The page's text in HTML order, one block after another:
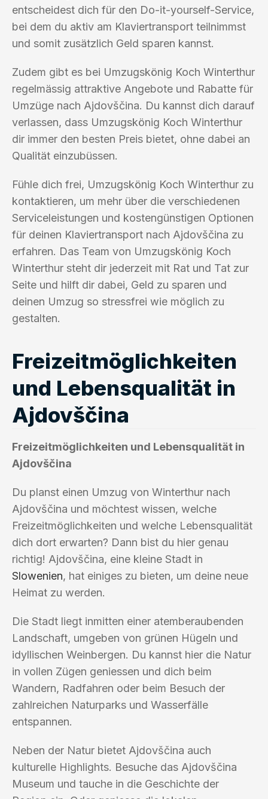
entscheidest dich für den Do-it-yourself-Service,
bei dem du aktiv am Klaviertransport teilnimmst
und somit zusätzlich Geld sparen kannst.
Zudem gibt es bei Umzugskönig Koch Winterthur
regelmässig attraktive Angebote und Rabatte für
Umzüge nach Ajdovščina. Du kannst dich darauf
verlassen, dass Umzugskönig Koch Winterthur
dir immer den besten Preis bietet, ohne dabei an
Qualität einzubüssen.
Fühle dich frei, Umzugskönig Koch Winterthur zu
kontaktieren, um mehr über die verschiedenen
Serviceleistungen und kostengünstigen Optionen
für deinen Klaviertransport nach Ajdovščina zu
erfahren. Das Team von Umzugskönig Koch
Winterthur steht dir jederzeit mit Rat und Tat zur
Seite und hilft dir dabei, Geld zu sparen und
deinen Umzug so stressfrei wie möglich zu
gestalten.
Freizeitmöglichkeiten
und Lebensqualität in
Ajdovščina
Freizeitmöglichkeiten und Lebensqualität in
Ajdovščina
Du planst einen Umzug von Winterthur nach
Ajdovščina und möchtest wissen, welche
Freizeitmöglichkeiten und welche Lebensqualität
dich dort erwarten? Dann bist du hier genau
richtig! Ajdovščina, eine kleine Stadt in
Slowenien, hat einiges zu bieten, um deine neue
Heimat zu werden.
Die Stadt liegt inmitten einer atemberaubenden
Landschaft, umgeben von grünen Hügeln und
idyllischen Weinbergen. Du kannst hier die Natur
in vollen Zügen geniessen und dich beim
Wandern, Radfahren oder beim Besuch der
zahlreichen Naturparks und Wasserfälle
entspannen.
Neben der Natur bietet Ajdovščina auch
kulturelle Highlights. Besuche das Ajdovščina
Museum und tauche in die Geschichte der